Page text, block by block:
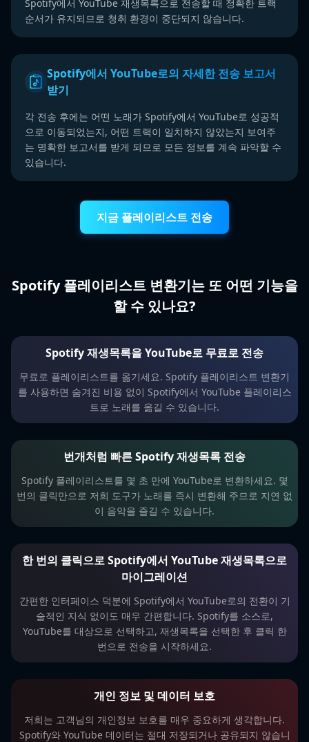
Spotify에서 YouTube 재생목록으로 전송할 때 정확한 트랙
순서가 유지되므로 청취 환경이 중단되지 않습니다.
Spotify에서 YouTube로의 자세한 전송 보고서
받기
각 전송 후에는 어떤 노래가 Spotify에서 YouTube로 성공적
으로 이동되었는지, 어떤 트랙이 일치하지 않았는지 보여주
는 명확한 보고서를 받게 되므로 모든 정보를 계속 파악할 수
있습니다.
지금 플레이리스트 전송
Spotify 플레이리스트 변환기는 또 어떤 기능을
할 수 있나요?
Spotify 재생목록을 YouTube로 무료로 전송
무료로 플레이리스트를 옮기세요. Spotify 플레이리스트 변환기
를 사용하면 숨겨진 비용 없이 Spotify에서 YouTube 플레이리스
트로 노래를 옮길 수 있습니다.
번개처럼 빠른 Spotify 재생목록 전송
Spotify 플레이리스트를 몇 초 만에 YouTube로 변환하세요. 몇
번의 클릭만으로 저희 도구가 노래를 즉시 변환해 주므로 지연 없
이 음악을 즐길 수 있습니다.
한 번의 클릭으로 Spotify에서 YouTube 재생목록으로
마이그레이션
간편한 인터페이스 덕분에 Spotify에서 YouTube로의 전환이 기
술적인 지식 없이도 매우 간편합니다. Spotify를 소스로,
YouTube를 대상으로 선택하고, 재생목록을 선택한 후 클릭 한
번으로 전송을 시작하세요.
개인 정보 및 데이터 보호
저희는 고객님의 개인정보 보호를 매우 중요하게 생각합니다.
Spotify와 YouTube 데이터는 절대 저장되거나 공유되지 않습니